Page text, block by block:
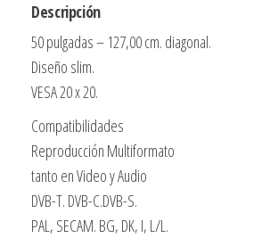
Cms
Uhd
4k
Panel
Slim
Satelite
Usb
Hdmi
cantidad
Descripción
50 pulgadas – 127,00 cm. diagonal.
Diseño slim.
VESA 20 x 20.
Compatibilidades
Reproducción Multiformato
tanto en Video y Audio
DVB-T. DVB-C.DVB-S.
PAL, SECAM. BG, DK, I, L/L.